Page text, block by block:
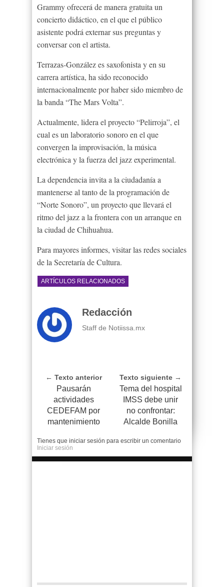
Grammy ofrecerá de manera gratuita un
concierto didáctico, en el que el público
asistente podrá externar sus preguntas y
conversar con el artista.
Terrazas-González es saxofonista y en su
carrera artística, ha sido reconocido
internacionalmente por haber sido miembro de
la banda “The Mars Volta”.
Actualmente, lidera el proyecto “Pelirroja”, el
cual es un laboratorio sonoro en el que
convergen la improvisación, la música
electrónica y la fuerza del jazz experimental.
La dependencia invita a la ciudadanía a
mantenerse al tanto de la programación de
“Norte Sonoro”, un proyecto que llevará el
ritmo del jazz a la frontera con un arranque en
la ciudad de Chihuahua.
Para mayores informes, visitar las redes sociales
de la Secretaría de Cultura.
ARTÍCULOS RELACIONADOS
Redacción
Staff de Notiissa.mx
← Texto anterior
Pausarán
actividades
CEDEFAM por
mantenimiento
Texto siguiente →
Tema del hospital
IMSS debe unir
no confrontar:
Alcalde Bonilla
Tienes que iniciar sesión para escribir un comentario
Iniciar sesión